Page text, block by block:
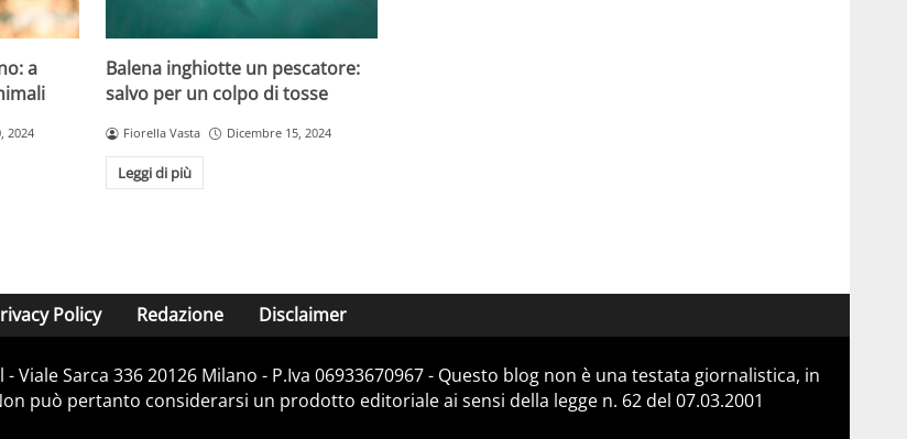
a
2024
Balena inghiotte un pescatore:
salvo per un colpo di tosse
Fiorella Vasta Dicembre 15, 2024
Leggi di più
Policy Redazione Disclaimer
Sarca 336 20126 Milano - P.Iva 06933670967 - Questo blog non è una testata giornalistica, in
può pertanto considerarsi un prodotto editoriale ai sensi della legge n. 62 del 07.03.2001